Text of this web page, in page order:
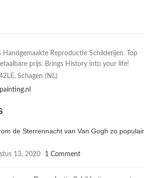
Handgemaakte Reproductie Schilderijen. Top
prijs. Brings History into your life!
Schagen (NL)
de Sterrennacht van Van Gogh zo populair
13, 2020 1 Comment